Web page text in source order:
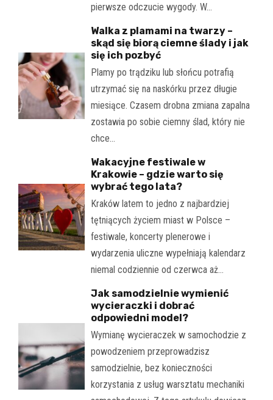
pierwsze odczucie wygody. W…
Walka z plamami na twarzy –
skąd się biorą ciemne ślady i jak
się ich pozbyć
Plamy po trądziku lub słońcu potrafią
utrzymać się na naskórku przez długie
miesiące. Czasem drobna zmiana zapalna
zostawia po sobie ciemny ślad, który nie
chce…
Wakacyjne festiwale w
Krakowie – gdzie warto się
wybrać tego lata?
Kraków latem to jedno z najbardziej
tętniących życiem miast w Polsce –
festiwale, koncerty plenerowe i
wydarzenia uliczne wypełniają kalendarz
niemal codziennie od czerwca aż…
Jak samodzielnie wymienić
wycieraczki i dobrać
odpowiedni model?
Wymianę wycieraczek w samochodzie z
powodzeniem przeprowadzisz
samodzielnie, bez konieczności
korzystania z usług warsztatu mechaniki